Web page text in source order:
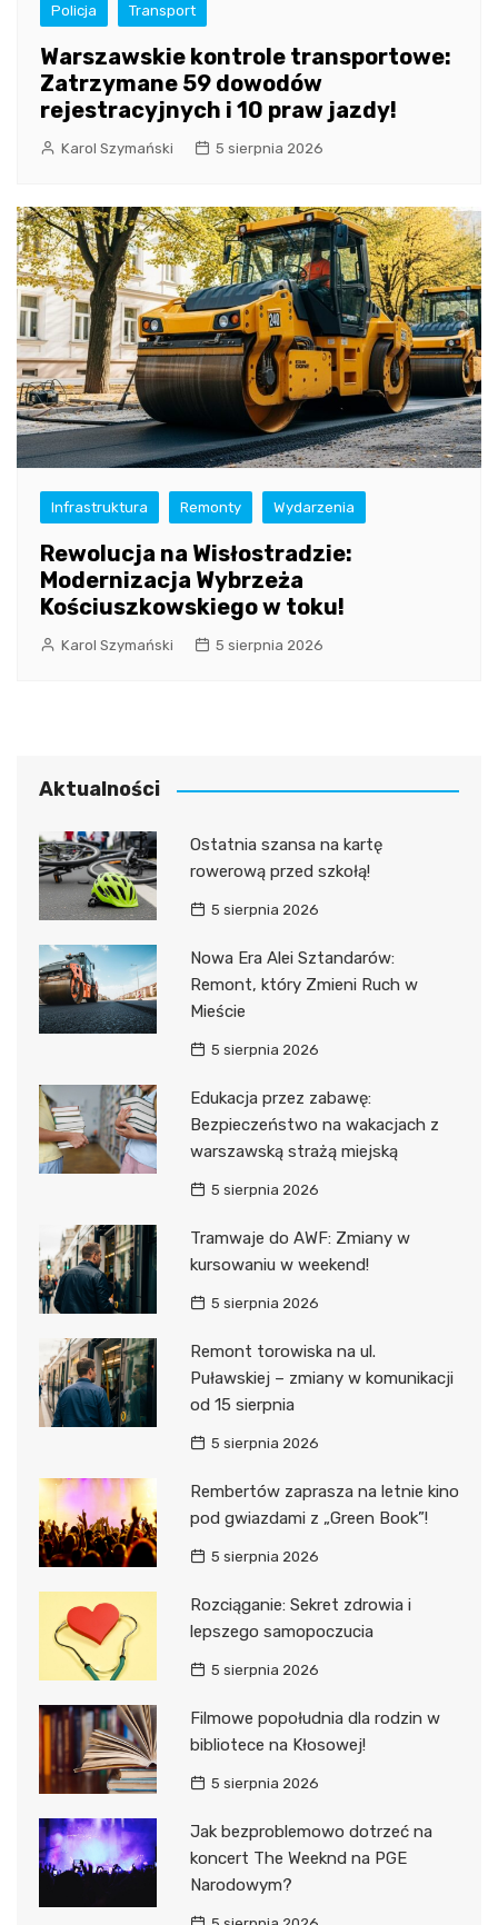
Policja Transport
Warszawskie kontrole transportowe:
Zatrzymane 59 dowodów
rejestracyjnych i 10 praw jazdy!
Karol Szymański 5 sierpnia 2026
Infrastruktura Remonty Wydarzenia
Rewolucja na Wisłostradzie:
Modernizacja Wybrzeża
Kościuszkowskiego w toku!
Karol Szymański 5 sierpnia 2026
Aktualności
Ostatnia szansa na kartę
rowerową przed szkołą!
5 sierpnia 2026
Nowa Era Alei Sztandarów:
Remont, który Zmieni Ruch w
Mieście
5 sierpnia 2026
Edukacja przez zabawę:
Bezpieczeństwo na wakacjach z
warszawską strażą miejską
5 sierpnia 2026
Tramwaje do AWF: Zmiany w
kursowaniu w weekend!
5 sierpnia 2026
Remont torowiska na ul.
Puławskiej – zmiany w komunikacji
od 15 sierpnia
5 sierpnia 2026
Rembertów zaprasza na letnie kino
pod gwiazdami z „Green Book”!
5 sierpnia 2026
Rozciąganie: Sekret zdrowia i
lepszego samopoczucia
5 sierpnia 2026
Filmowe popołudnia dla rodzin w
bibliotece na Kłosowej!
5 sierpnia 2026
Jak bezproblemowo dotrzeć na
koncert The Weeknd na PGE
Narodowym?